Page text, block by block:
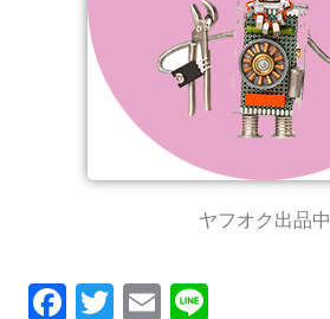
ヤフオク出品中
F T E